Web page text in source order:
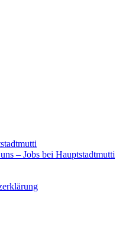
– Jobs bei Hauptstadtmutti